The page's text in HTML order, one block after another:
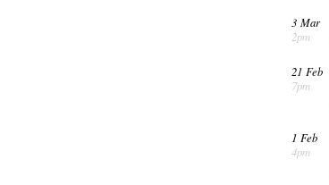
3 Mar
2pm
21 Feb
7pm
1 Feb
4pm